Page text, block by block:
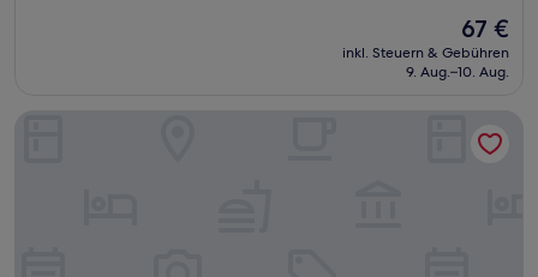
Der
Preis
beträgt
67 €
inkl. Steuern & Gebühren
9. Aug.–10. Aug.